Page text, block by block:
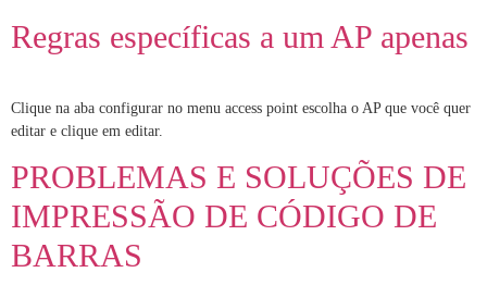
Regras específicas a um AP apenas
Clique na aba configurar no menu access point escolha o AP que você quer
editar e clique em editar.
PROBLEMAS E SOLUÇÕES DE
IMPRESSÃO DE CÓDIGO DE
BARRAS